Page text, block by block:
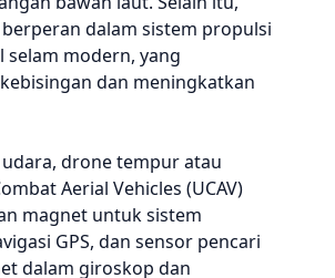
dalam sistem propulsi
selam modern, yang
dan meningkatkan
drone tempur atau
Aerial Vehicles (UCAV)
magnet untuk sistem
GPS, dan sensor pencari
dalam giroskop dan